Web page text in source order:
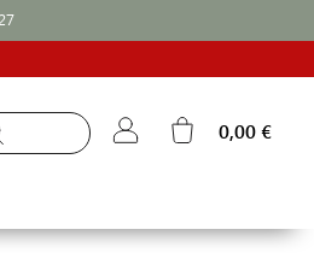
0,00 €